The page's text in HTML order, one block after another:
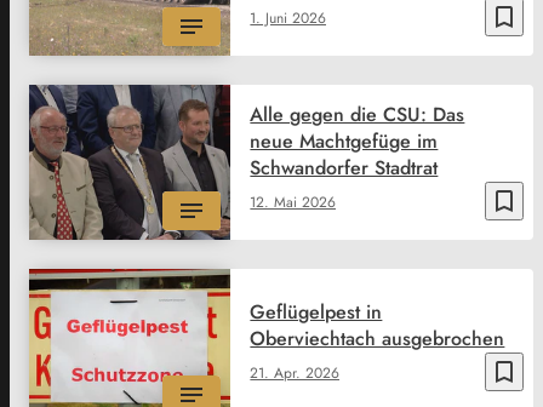
bookmark_border
1. Juni 2026
bookmark_border
12. Mai 2026
Alle gegen die CSU: Das
neue Machtgefüge im
Schwandorfer Stadtrat
bookmark_border
21. Apr. 2026
Geflügelpest in
Oberviechtach ausgebrochen